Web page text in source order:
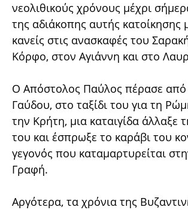
νεολιθικούς χρόνους μέχρι
της αδιάκοπης αυτής κατοίκησης
κανείς στις ανασκαφές του
Κόρφο, στον Αγιάννη και στο
Ο Απόστολος Παύλος πέρασε από
Γαύδου, στο ταξίδι του για τη
την Κρήτη, μια καταιγίδα άλλαξε
του και έσπρωξε το καράβι του
γεγονός που καταμαρτυρείται
Γραφή.
Αργότερα, τα χρόνια της